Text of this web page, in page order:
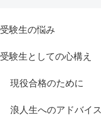
受験生の悩み
受験生としての心構え
現役合格のために
浪人生へのアドバイス